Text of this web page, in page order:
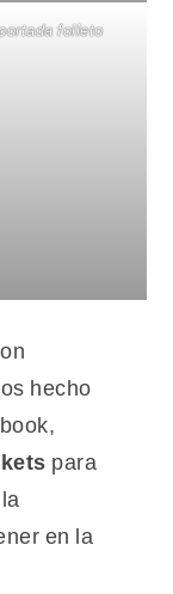
folleto
hecho
para
en la